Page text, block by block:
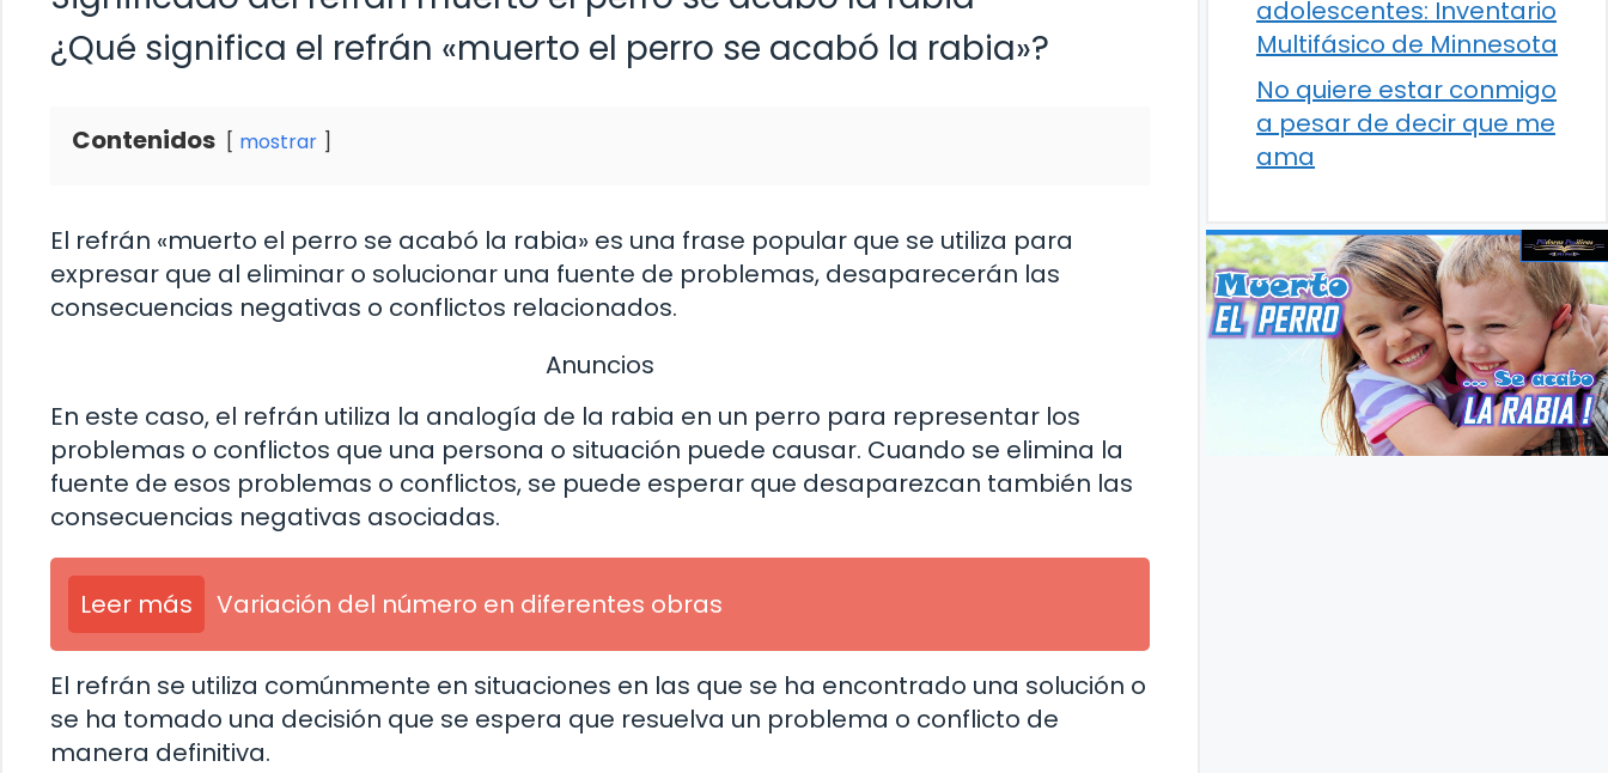
¿Qué significa el refrán «muerto el perro se acabó la rabia»?
Contenidos mostrar
El refrán «muerto el perro se acabó la rabia» es una frase popular que se utiliza para
expresar que al eliminar o solucionar una fuente de problemas, desaparecerán las
consecuencias negativas o conflictos relacionados.
Anuncios
En este caso, el refrán utiliza la analogía de la rabia en un perro para representar los
problemas o conflictos que una persona o situación puede causar. Cuando se elimina la
fuente de esos problemas o conflictos, se puede esperar que desaparezcan también las
consecuencias negativas asociadas.
Leer más Variación del número en diferentes obras
El refrán se utiliza comúnmente en situaciones en las que se ha encontrado una solución o
se ha tomado una decisión que se espera que resuelva un problema o conflicto de
manera definitiva.
adolescentes: Inventario
Multifásico de Minnesota
No quiere estar conmigo
a pesar de decir que me
ama